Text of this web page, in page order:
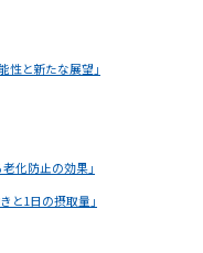
性と新たな展望」
化防止の効果」
と1日の摂取量」